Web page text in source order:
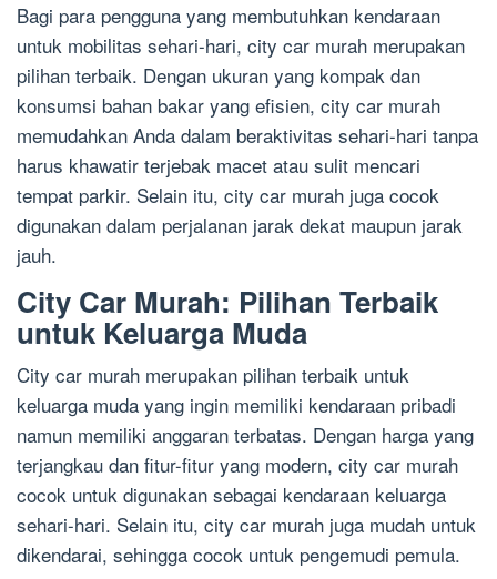
Bagi para pengguna yang membutuhkan kendaraan
untuk mobilitas sehari-hari, city car murah merupakan
pilihan terbaik. Dengan ukuran yang kompak dan
konsumsi bahan bakar yang efisien, city car murah
memudahkan Anda dalam beraktivitas sehari-hari tanpa
harus khawatir terjebak macet atau sulit mencari
tempat parkir. Selain itu, city car murah juga cocok
digunakan dalam perjalanan jarak dekat maupun jarak
jauh.
City Car Murah: Pilihan Terbaik
untuk Keluarga Muda
City car murah merupakan pilihan terbaik untuk
keluarga muda yang ingin memiliki kendaraan pribadi
namun memiliki anggaran terbatas. Dengan harga yang
terjangkau dan fitur-fitur yang modern, city car murah
cocok untuk digunakan sebagai kendaraan keluarga
sehari-hari. Selain itu, city car murah juga mudah untuk
dikendarai, sehingga cocok untuk pengemudi pemula.